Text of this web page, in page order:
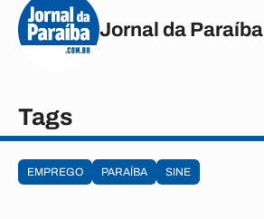
Jornal da Paraíba
Tags
EMPREGO PARAÍBA SINE